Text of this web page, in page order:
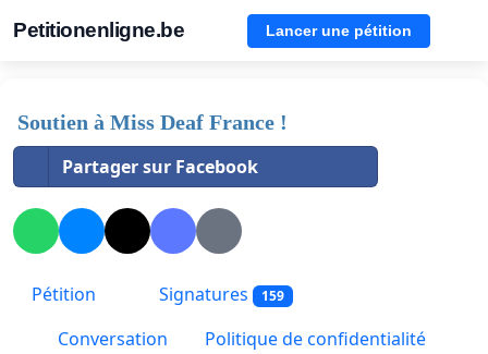
Petitionenligne.be Lancer une pétition
Soutien à Miss Deaf France !
Partager sur Facebook
Pétition Signatures 159
Conversation Politique de confidentialité